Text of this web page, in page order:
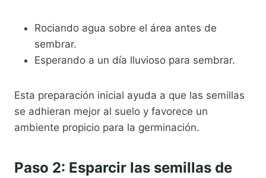
Rociando agua sobre el área antes de
sembrar.
Esperando a un día lluvioso para sembrar.
Esta preparación inicial ayuda a que las semillas
se adhieran mejor al suelo y favorece un
ambiente propicio para la germinación.
Paso 2: Esparcir las semillas de